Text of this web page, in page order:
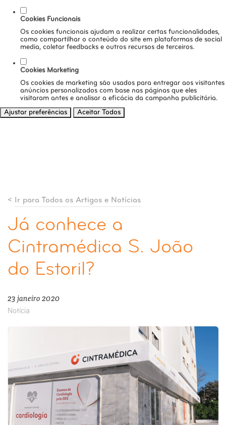
Cookies Funcionais
Os cookies funcionais ajudam a realizar certas funcionalidades,
como compartilhar o conteúdo do site em plataformas de social
media, coletar feedbacks e outros recursos de terceiros.
Cookies Marketing
Os cookies de marketing são usados para entregar aos visitantes
anúncios personalizados com base nas páginas que eles
visitaram antes e analisar a eficácia da campanha publicitária.
Ajustar preferências
Aceitar Todos
< Ir para Todos os Artigos e Notícias
Já conhece a
Cintramédica S. João
do Estoril?
23 janeiro 2020
Notícia